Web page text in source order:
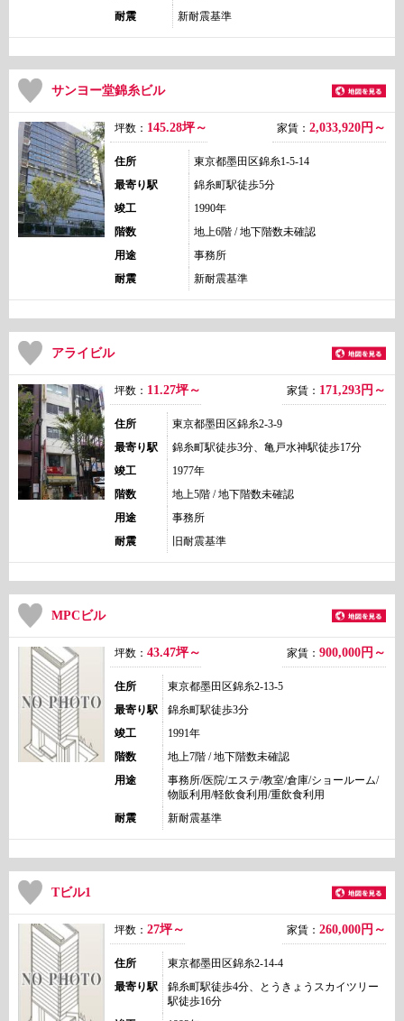
耐震
新耐震基準
サンヨー堂錦糸ビル
坪数： 145.28坪～ 家賃： 2,033,920 円～
住所
東京都墨田区錦糸1-5-14
最寄り駅
錦糸町駅徒歩5分
竣工
1990年
階数
地上6階 / 地下階数未確認
用途
事務所
耐震
新耐震基準
アライビル
坪数： 11.27坪～ 家賃： 171,293 円～
住所
東京都墨田区錦糸2-3-9
最寄り駅
錦糸町駅徒歩3分、亀戸水神駅徒歩17分
竣工
1977年
階数
地上5階 / 地下階数未確認
用途
事務所
耐震
旧耐震基準
MPCビル
坪数： 43.47坪～ 家賃： 900,000 円～
住所
東京都墨田区錦糸2-13-5
最寄り駅
錦糸町駅徒歩3分
竣工
1991年
階数
地上7階 / 地下階数未確認
用途
事務所/医院/エステ/教室/倉庫/ショールーム/
物販利用/軽飲食利用/重飲食利用
耐震
新耐震基準
Tビル1
坪数： 27坪～ 家賃： 260,000 円～
住所
東京都墨田区錦糸2-14-4
最寄り駅
錦糸町駅徒歩4分、とうきょうスカイツリー
駅徒歩16分